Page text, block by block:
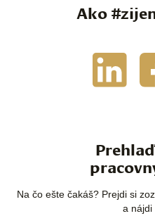
Ako
Na čo ešte čakáš? Prejdi si
a nájdi